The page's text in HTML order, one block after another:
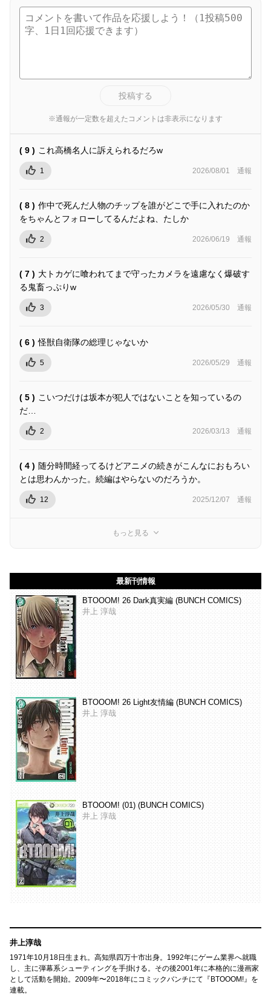
投稿する
※通報が一定数を超えたコメントは非表示になります
( 9 ) これ高橋名人に訴えられるだろw
1 2026/08/01 通報
( 8 ) 作中で死んだ人物のチップを誰がどこで手に入れたのか
をちゃんとフォローしてるんだよね、たしか
2 2026/06/19 通報
( 7 ) 大トカゲに喰われてまで守ったカメラを遠慮なく爆破す
る鬼畜っぷりw
3 2026/05/30 通報
( 6 ) 怪獣自衛隊の総理じゃないか
5 2026/05/29 通報
( 5 ) こいつだけは坂本が犯人ではないことを知っているの
だ…
2 2026/03/13 通報
( 4 ) 随分時間経ってるけどアニメの続きがこんなにおもろい
とは思わんかった。続編はやらないのだろうか。
12 2025/12/07 通報
もっと見る
最新刊情報
BTOOOM! 26 Dark真実編 (BUNCH COMICS)
井上 淳哉
BTOOOM! 26 Light友情編 (BUNCH COMICS)
井上 淳哉
BTOOOM! (01) (BUNCH COMICS)
井上 淳哉
井上淳哉
1971年10月18日生まれ。高知県四万十市出身。1992年にゲーム業界へ就職
し、主に弾幕系シューティングを手掛ける。その後2001年に本格的に漫画家
として活動を開始。2009年〜2018年にコミックバンチにて『BTOOOM!』を
連載。